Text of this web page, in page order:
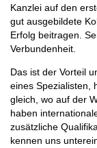
Kanzlei auf den
gut ausgebildete
Erfolg beitragen.
Verbundenheit.
Das ist der Vorteil
eines Spezialisten,
gleich, wo auf der
haben
zusätzliche
kennen uns